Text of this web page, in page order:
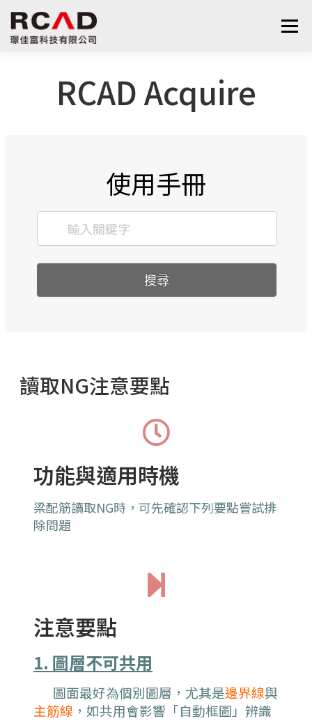
選單
RCAD Acquire
使用手冊
搜尋
讀取NG注意要點
功能與適用時機
梁配筋讀取NG時，可先確認下列要點嘗試排
除問題
注意要點
1. 圖層不可共用
圖面最好為個別圖層，尤其是邊界線與
主筋線 ，如共用會影響 「自動框圖」辨識